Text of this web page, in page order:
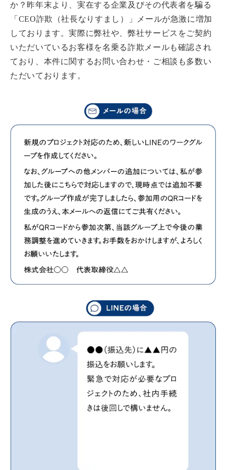
か？昨年末より、実在する企業及びその代表者を騙る
「CEO詐欺（社長なりすまし）」メールが急激に増加
しております。実際に弊社や、弊社サービスをご契約
いただいているお客様を名乗る詐欺メールも確認され
ており、本件に関するお問い合わせ・ご相談も多数い
ただいております。